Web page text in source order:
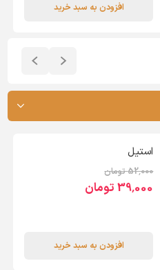
افزودن به سبد خرید
استیل
52٬000 تومان
39٬000 تومان
افزودن به سبد خرید